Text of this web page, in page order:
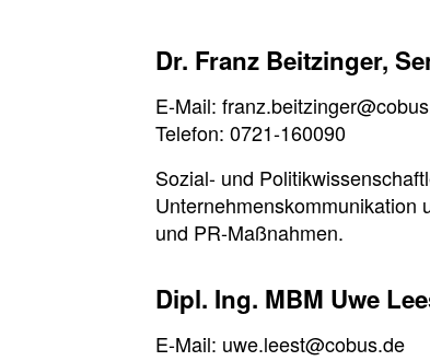
Dr. Franz Beitzinger,
E-Mail:
Telefon: 0721-160090
Sozial- und
und PR-Maßnahmen.
Dipl. Ing. MBM Uwe
E-Mail: uwe.leest@cobus.de